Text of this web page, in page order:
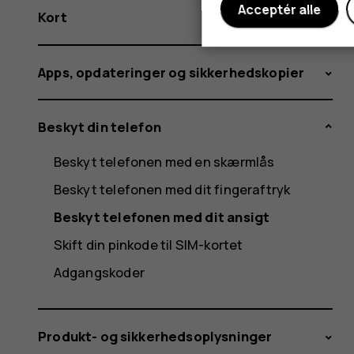
Kort
Apps, opdateringer og sikkerhedskopier
Beskyt din telefon
Beskyt telefonen med en skærmlås
Beskyt telefonen med dit fingeraftryk
Beskyt telefonen med dit ansigt
Skift din pinkode til SIM-kortet
Adgangskoder
Produkt- og sikkerhedsoplysninger
Acceptér alle